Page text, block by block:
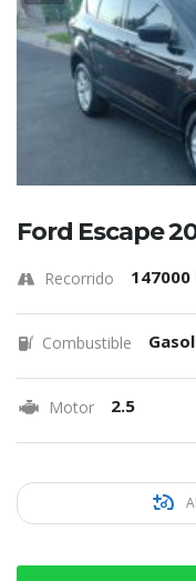
Ford Escape
Recorrido 147000
Combustible
Motor 2.5